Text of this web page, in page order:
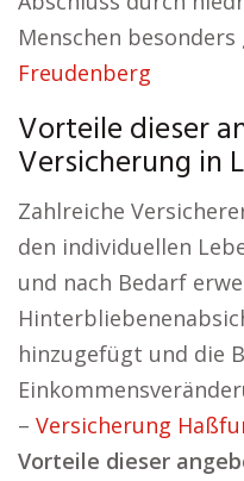
Menschen
Freudenberg
Vorteile dieser
Versicherung in
Zahlreiche
den individuellen
und nach Bedarf
hinzugefügt und die
– Versicherung
Vorteile dieser